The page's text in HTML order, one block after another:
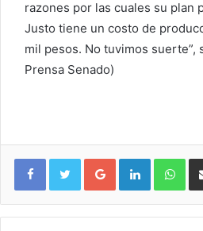
razones por las cuales su plan
Justo tiene un costo de
mil pesos. No tuvimos suerte”,
Prensa Senado)
Google+ LinkedIn WhatsApp